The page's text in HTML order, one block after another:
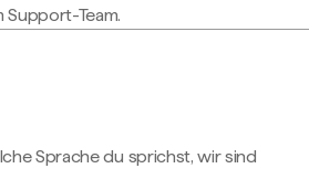
Team.
Sprache du sprichst, wir sind